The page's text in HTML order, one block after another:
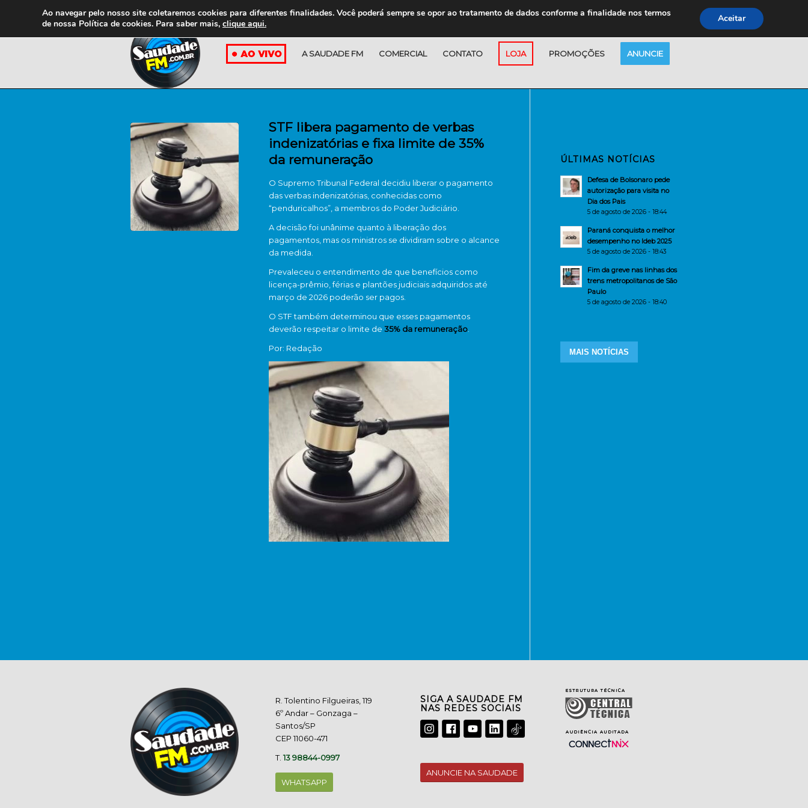
A SAUDADE FM COMERCIAL CONTATO LOJA PROMOÇÕES ANUNCIE
STF libera pagamento de verbas
indenizatórias e fixa limite de 35%
da remuneração
O Supremo Tribunal Federal decidiu liberar o pagamento
das verbas indenizatórias, conhecidas como
“penduricalhos”, a membros do Poder Judiciário.
A decisão foi unânime quanto à liberação dos
pagamentos, mas os ministros se dividiram sobre o alcance
da medida.
Prevaleceu o entendimento de que benefícios como
licença-prêmio, férias e plantões judiciais adquiridos até
março de 2026 poderão ser pagos.
O STF também determinou que esses pagamentos
deverão respeitar o limite de 35% da remuneração
Por: Redação
ÚLTIMAS NOTÍCIAS
Defesa de Bolsonaro pede
autorização para visita no
Dia dos Pais
5 de agosto de 2026 - 18:44
Paraná conquista o melhor
desempenho no Ideb 2025
5 de agosto de 2026 - 18:43
Fim da greve nas linhas dos
trens metropolitanos de São
Paulo
5 de agosto de 2026 - 18:40
MAIS NOTÍCIAS
R. Tolentino Filgueiras, 119
6º Andar – Gonzaga –
Santos/SP
CEP 11060-471
T.13 98844-0997
WHATSAPP
SIGA A SAUDADE FM
NAS REDES SOCIAIS
ANUNCIE NA SAUDADE
Ao navegar pelo nosso site coletaremos cookies para diferentes finalidades. Você poderá sempre se opor ao tratamento de dados conforme a finalidade nos termos
de nossa Política de cookies. Para saber mais, clique aqui. Aceitar